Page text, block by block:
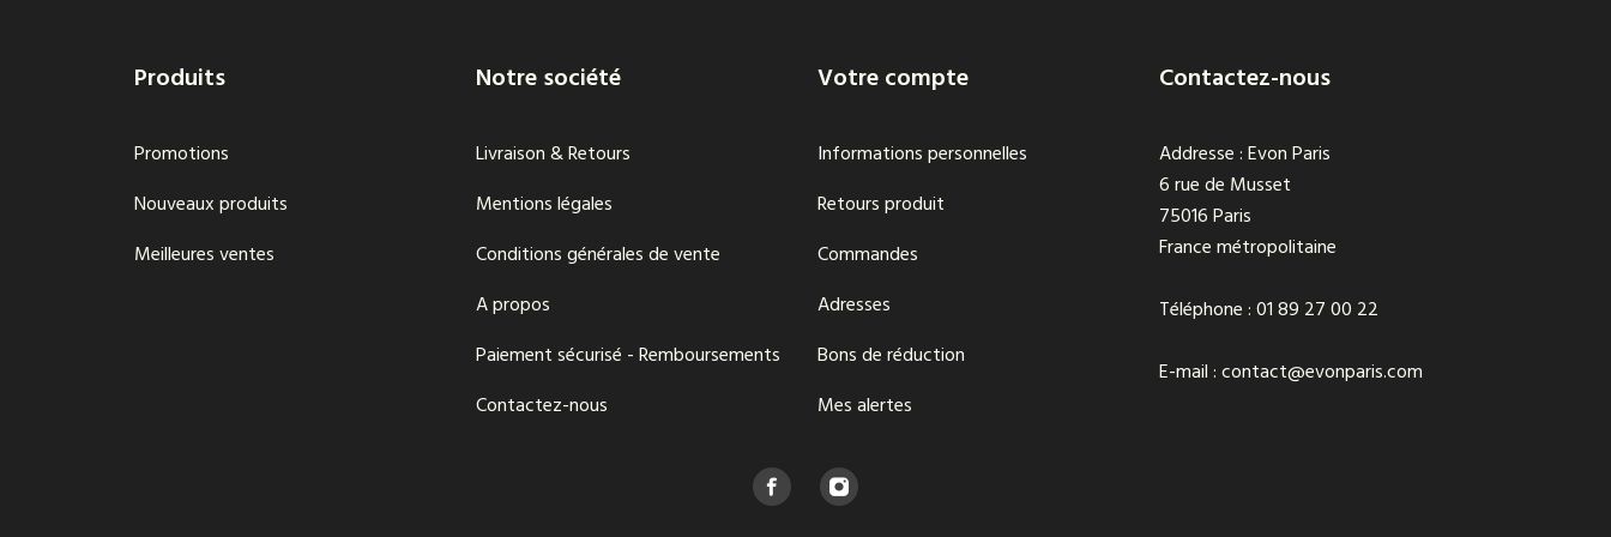
Produits
Promotions
Nouveaux produits
Meilleures ventes
Notre société
Livraison & Retours
Mentions légales
Conditions générales de vente
A propos
Paiement sécurisé - Remboursements
Contactez-nous
Votre compte
Informations personnelles
Retours produit
Commandes
Adresses
Bons de réduction
Mes alertes
Contactez-nous
Addresse : Evon Paris
6 rue de Musset
75016 Paris
France métropolitaine
Téléphone : 01 89 27 00 22
E-mail : contact@evonparis.com